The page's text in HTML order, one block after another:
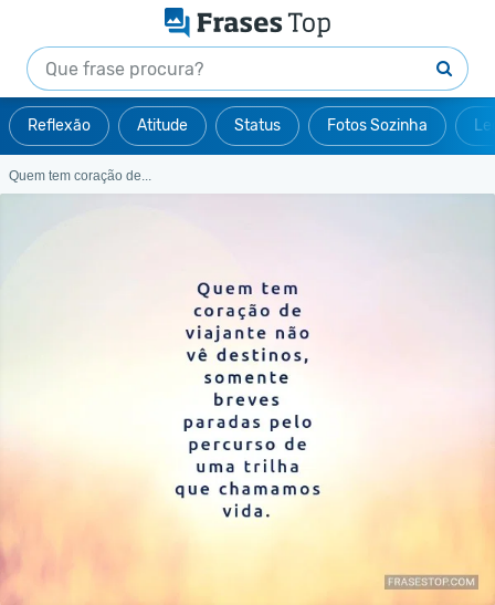
Reflexão Atitude Status Fotos Sozinha
Quem tem coração de...